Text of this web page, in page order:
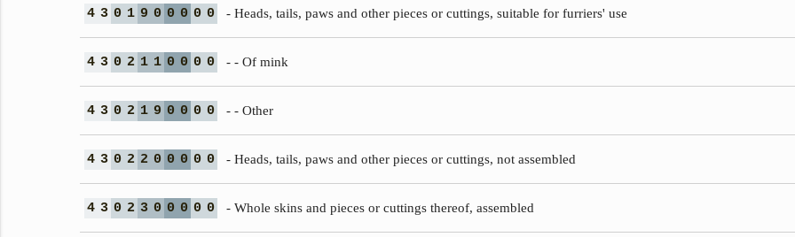
4 3 0 1 9 0 0 0 0 0 - Heads, tails, paws and other pieces or cuttings, suitable for furriers' use
4 3 0 2 1 1 0 0 0 0 - - Of mink
4 3 0 2 1 9 0 0 0 0 - - Other
4 3 0 2 2 0 0 0 0 0 - Heads, tails, paws and other pieces or cuttings, not assembled
4 3 0 2 3 0 0 0 0 0 - Whole skins and pieces or cuttings thereof, assembled